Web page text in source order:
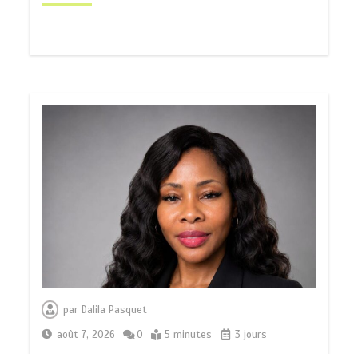
par Dalila Pasquet
août 7, 2026
0 5 minutes 3 jours